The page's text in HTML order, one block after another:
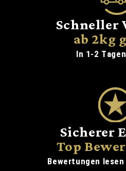
Schneller
ab 2kg
In 1-2
Sicherer
Top
Bewertungen lesen